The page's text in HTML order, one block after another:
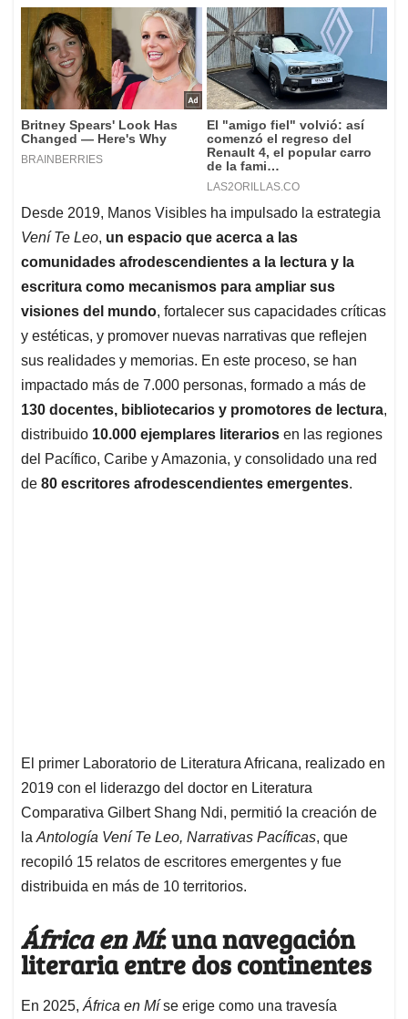
Desde 2019, Manos Visibles ha impulsado la estrategia
Vení Te Leo, un espacio que acerca a las
comunidades afrodescendientes a la lectura y la
escritura como mecanismos para ampliar sus
visiones del mundo, fortalecer sus capacidades críticas
y estéticas, y promover nuevas narrativas que reflejen
sus realidades y memorias. En este proceso, se han
impactado más de 7.000 personas, formado a más de
130 docentes, bibliotecarios y promotores de lectura,
distribuido 10.000 ejemplares literarios en las regiones
del Pacífico, Caribe y Amazonia, y consolidado una red
de 80 escritores afrodescendientes emergentes.
El primer Laboratorio de Literatura Africana, realizado en
2019 con el liderazgo del doctor en Literatura
Comparativa Gilbert Shang Ndi, permitió la creación de
la Antología Vení Te Leo, Narrativas Pacíficas, que
recopiló 15 relatos de escritores emergentes y fue
distribuida en más de 10 territorios.
África en Mí: una navegación
literaria entre dos continentes
En 2025, África en Míse erige como una travesía